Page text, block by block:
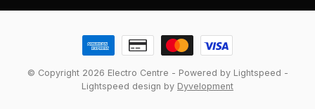
© Copyright 2026 Electro Centre - Powered by Lightspeed -
Lightspeed design by Dyvelopment